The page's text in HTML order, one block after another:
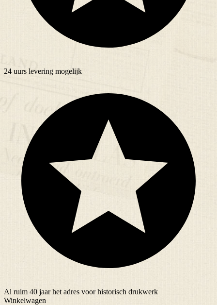
24 uurs levering mogelijk
Al ruim 40 jaarhet adres voor historisch drukwerk
Winkelwagen